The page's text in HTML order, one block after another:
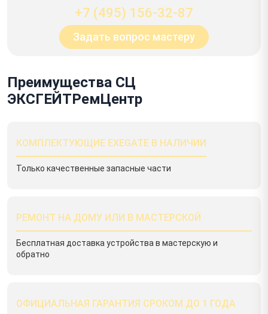
+7 (495) 156-32-87
Задать вопрос мастеру
Преимущества СЦ
ЭКСГЕЙТРемЦентр
КОМПЛЕКТУЮЩИЕ EXEGATE В НАЛИЧИИ
Только качественные запасные части
РЕМОНТ НА ДОМУ ИЛИ В МАСТЕРСКОЙ
Бесплатная доставка устройства в мастерскую и
обратно
ОФИЦИАЛЬНАЯ ГАРАНТИЯ СРОКОМ ДО 1 ГОДА